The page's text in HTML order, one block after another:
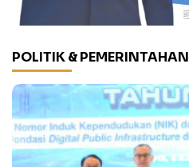
POLITIK & PEMERINTAHAN